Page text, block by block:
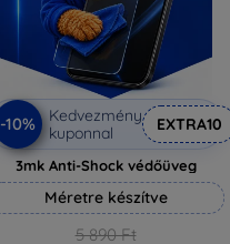
-10%
Kedvezmény
kuponnal
EXTRA10
3mk Anti-Shock védőüveg
Méretre készítve
5 890 Ft